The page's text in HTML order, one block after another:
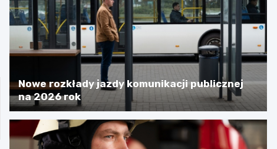
Nowe rozkłady jazdy komunikacji publicznej
na 2026 rok